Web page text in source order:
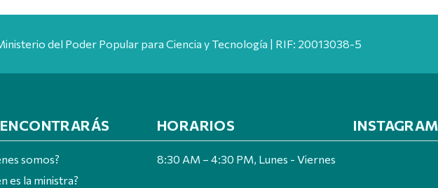
del Poder Popular para Ciencia y Tecnología | RIF: 20013038-5
somos?
es la ministra?
HORARIOS
8:30 AM – 4:30 PM, Lunes - Viernes
INSTAGRAM